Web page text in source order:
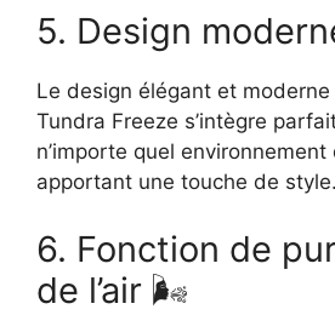
5. Design
Le design élégant et
Tundra Freeze s’intègre
n’importe quel
apportant une touche de style.
6. Fonction de
de l’air 🌬️